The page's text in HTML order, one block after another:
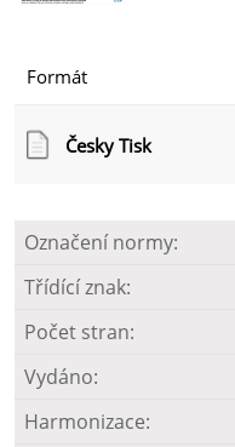
Formát
Česky Tisk
Označení normy:
Třídící znak:
Počet stran:
Vydáno:
Harmonizace: